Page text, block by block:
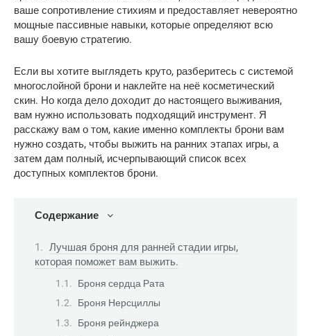
ваше сопротивление стихиям и предоставляет невероятно
мощные пассивные навыки, которые определяют всю
вашу боевую стратегию.
Если вы хотите выглядеть круто, разберитесь с системой
многослойной брони и наклейте на неё косметический
скин. Но когда дело доходит до настоящего выживания,
вам нужно использовать подходящий инструмент. Я
расскажу вам о том, какие именно комплекты брони вам
нужно создать, чтобы выжить на ранних этапах игры, а
затем дам полный, исчерпывающий список всех
доступных комплектов брони.
Содержание
Лучшая броня для ранней стадии игры,
которая поможет вам выжить.
Броня сердца Рата
Броня Нерсциллы
Броня рейнджера